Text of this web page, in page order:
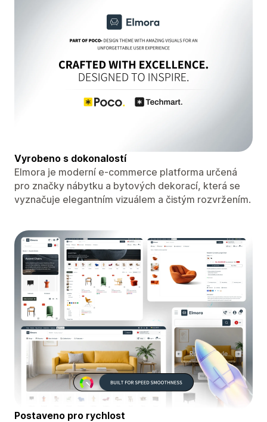
Vyrobeno s dokonalostí
Elmora je moderní e-commerce platforma určená
pro značky nábytku a bytových dekorací, která se
vyznačuje elegantním vizuálem a čistým rozvržením.
Postaveno pro rychlost